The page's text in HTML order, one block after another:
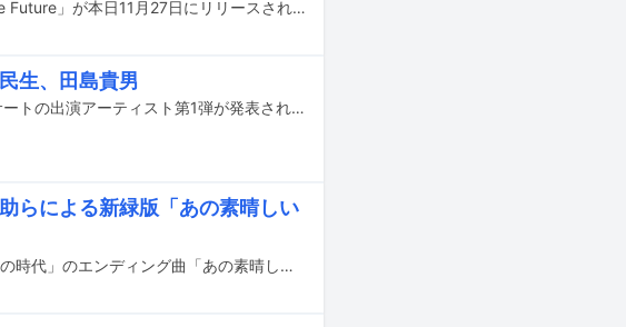
高野寛のデビュー35周年を記念したアルバム「Modern Vintage Future」が本日11月27日にリリースされた。これを記念して高野とゆかりのあるアーティストによるコメントが公開された。
生、田島貴男
7月に京都と東京で開催される、加藤和彦のトリビュートコンサートの出演アーティスト第1弾が発表された。
らによる新緑版「あの素晴しい
5月31日に全国公開される映画「トノバン 音楽家 加藤和彦とその時代」のエンディング曲「あの素晴しい愛をもう一度～2024Ver.」のPVがYouTubeで公開された。